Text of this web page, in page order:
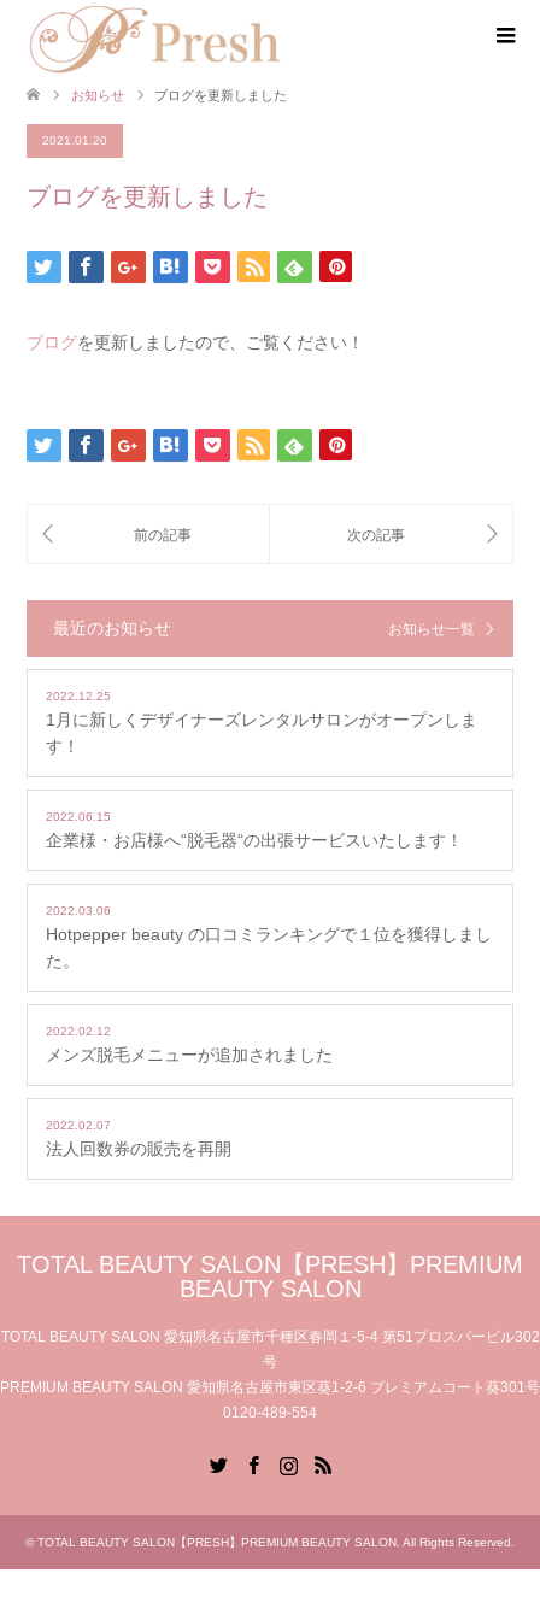
お知らせ ブログを更新しました
2021.01.20
ブログを更新しました
ブログを更新しましたので、ご覧ください！
最近のお知らせ お知らせ一覧
2022.12.25
1月に新しくデザイナーズレンタルサロンがオープンしま
す！
2022.06.15
企業様・お店様へ“脱毛器“の出張サービスいたします！
2022.03.06
Hotpepper beauty の口コミランキングで１位を獲得しまし
た。
2022.02.12
メンズ脱毛メニューが追加されました
2022.02.07
法人回数券の販売を再開
TOTAL BEAUTY SALON【PRESH】PREMIUM
BEAUTY SALON
TOTAL BEAUTY SALON 愛知県名古屋市千種区春岡１-5-4 第51プロスパービル302
号
PREMIUM BEAUTY SALON 愛知県名古屋市東区葵1-2-6 プレミアムコート葵301号
0120-489-554
RSS
©TOTAL BEAUTY SALON【PRESH】PREMIUM BEAUTY SALON . All Rights Reserved.